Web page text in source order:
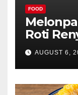
FOOD
Roti
Lembut
AUGUST 6,